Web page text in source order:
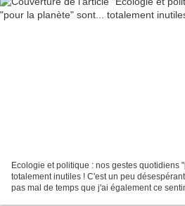
Ecologie et politique : nos gestes quotidiens
totalement inutiles ! C'est un peu
pas mal de temps que j'ai également ce